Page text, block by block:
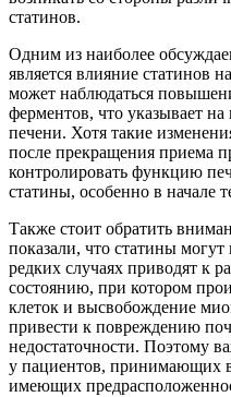
статинов.
Одним из наиболее
является влияние статинов
может наблюдаться
ферментов, что указывает
печени. Хотя такие
после прекращения приема
контролировать функцию
статины, особенно в начале
Также стоит обратить
показали, что статины
редких случаях приводят к
состоянию, при котором
клеток и высвобождение
привести к повреждению
недостаточности. Поэтому
у пациентов, принимающих
имеющих